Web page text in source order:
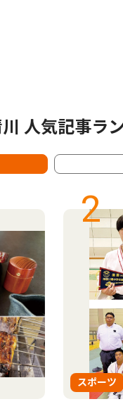
人気記事ラ
2
スポーツ